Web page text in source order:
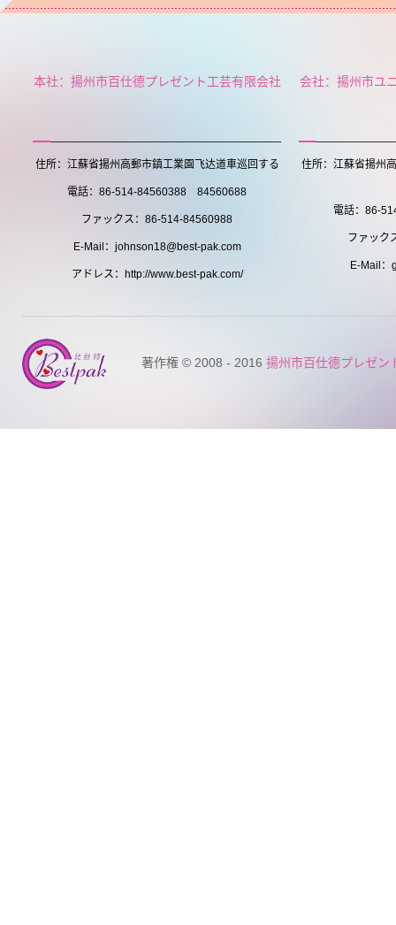
本社：揚州市百仕德プレゼント工芸有限会社
住所：江蘇省揚州高郵市鎮工業園飞达道車巡回する
電話：86-514-84560388 84560688
ファックス：86-514-84560988
E-Mail：johnson18@best-pak.com
アドレス：http://www.best-pak.com/
会社：揚州市ユ
住所：江蘇省揚州
電話：86-
ファック
E-Mail：
著作権 © 2008 - 2016 揚州市百仕德プレゼン